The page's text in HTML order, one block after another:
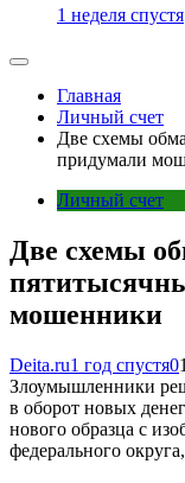
1 неделя спустя
Главная
Личный счет
Две схемы
придумали
Личный счет
Две схемы
мошенники
Deita.ru1 год спустя0
Злоумышленники
в оборот новых
нового образца с
федерального